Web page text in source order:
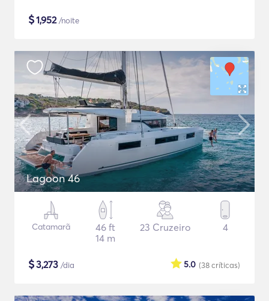
$1,952/noite
Lagoon 46
Catamarã
46 ft
14 m
23 Cruzeiro 4
$3,273 /dia (38críticas)
5.0